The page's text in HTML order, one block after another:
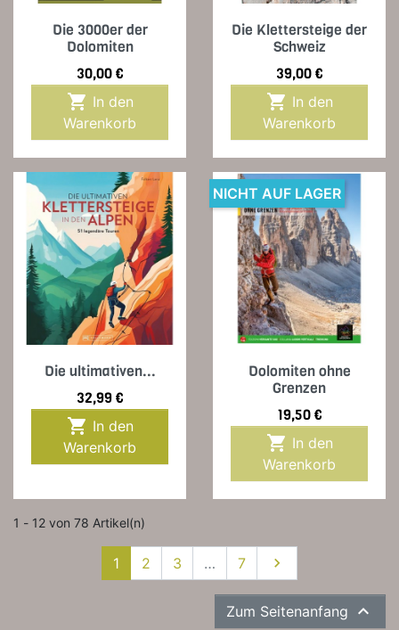
Die 3000er der
Dolomiten
Preis
30,00 €

Warenkorb
Die Klettersteige der
Schweiz
Preis
39,00 €

Warenkorb
Die ultimativen...
Preis
32,99 €

Warenkorb
Dolomiten ohne
Grenzen
Preis
19,50 €

Warenkorb
NICHT AUF LAGER
1 - 12 von 78 Artikel(n)
1 2 3 … 7 Weiter

Zum Seitenanfang 